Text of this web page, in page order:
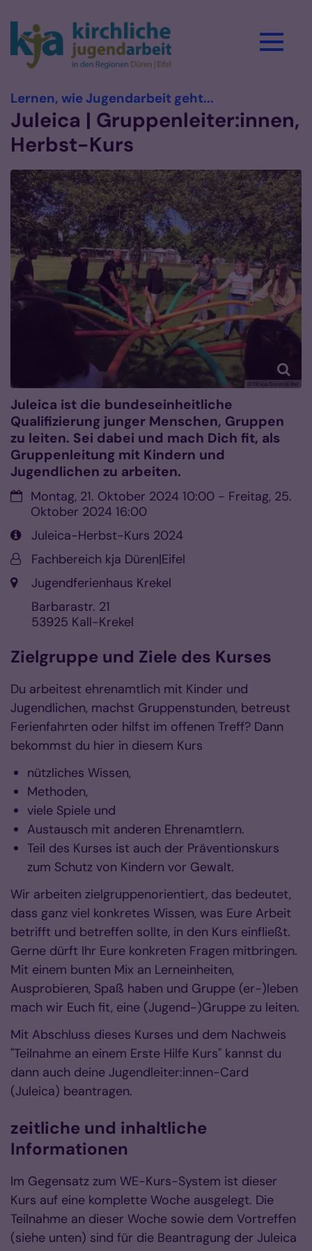
Lernen, wie Jugendarbeit geht...
Juleica | Gruppenleiter:innen,
Herbst-Kurs
© FB kja Düren|Eifel
Juleica ist die bundeseinheitliche
Qualifizierung junger Menschen, Gruppen
zu leiten. Sei dabei und mach Dich fit, als
Gruppenleitung mit Kindern und
Jugendlichen zu arbeiten.
Datum:Montag, 21. Oktober 2024 10:00 - Freitag, 25.
Oktober 2024 16:00
Art bzw. Nummer:
Juleica-Herbst-Kurs 2024
Von:Fachbereich kja Düren|Eifel
Ort:Jugendferienhaus Krekel
Barbarastr. 21
53925 Kall-Krekel
Zielgruppe und Ziele des Kurses
Du arbeitest ehrenamtlich mit Kinder und
Jugendlichen, machst Gruppenstunden, betreust
Ferienfahrten oder hilfst im offenen Treff? Dann
bekommst du hier in diesem Kurs
nützliches Wissen,
Methoden,
viele Spiele und
Austausch mit anderen Ehrenamtlern.
Teil des Kurses ist auch der Präventionskurs
zum Schutz von Kindern vor Gewalt.
Wir arbeiten zielgruppenorientiert, das bedeutet,
dass ganz viel konkretes Wissen, was Eure Arbeit
betrifft und betreffen sollte, in den Kurs einfließt.
Gerne dürft Ihr Eure konkreten Fragen mitbringen.
Mit einem bunten Mix an Lerneinheiten,
Ausprobieren, Spaß haben und Gruppe (er-)leben
mach wir Euch fit, eine (Jugend-)Gruppe zu leiten.
Mit Abschluss dieses Kurses und dem Nachweis
"Teilnahme an einem Erste Hilfe Kurs" kannst du
dann auch deine Jugendleiter:innen-Card
(Juleica) beantragen.
zeitliche und inhaltliche
Informationen
Im Gegensatz zum WE-Kurs-System ist dieser
Kurs auf eine komplette Woche ausgelegt. Die
Teilnahme an dieser Woche sowie dem Vortreffen
(siehe unten) sind für die Beantragung der Juleica